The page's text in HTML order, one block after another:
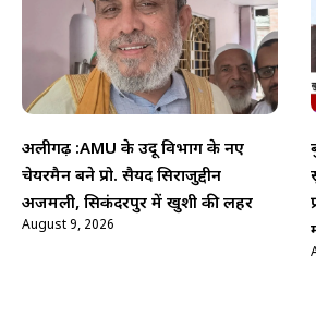
अलीगढ़ :AMU के उर्दू विभाग के नए
चेयरमैन बने प्रो. सैयद सिराजुद्दीन
अजमली, सिकंदरपुर में खुशी की लहर
August 9, 2026